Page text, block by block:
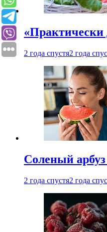
«Практически
2 года спустя2 года
Соленый
2 года спустя2 года